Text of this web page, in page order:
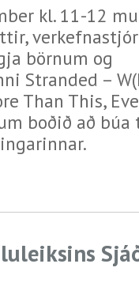
kl. 11-12
börnum og
Stranded –
Than This,
boðið að